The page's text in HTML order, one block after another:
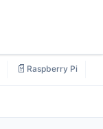
📄 Raspberry Pi